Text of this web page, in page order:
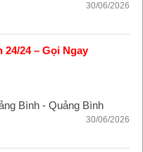
30/06/2026
24 – Gọi Ngay
Bình - Quảng Bình
30/06/2026